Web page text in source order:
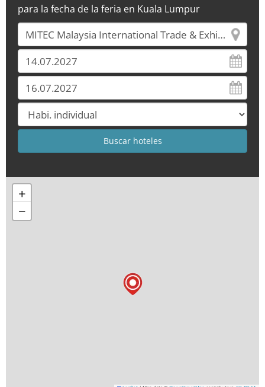
para la fecha de la feria en Kuala Lumpur
+
−